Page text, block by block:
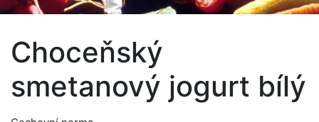
Choceňský
smetanový jogurt bílý